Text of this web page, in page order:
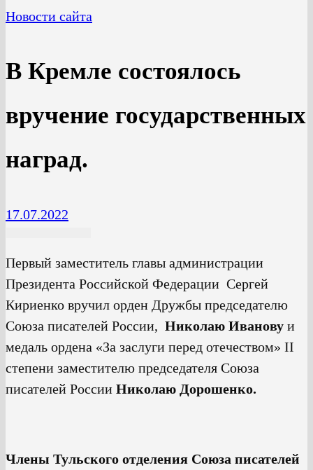
Новости сайта
В Кремле состоялось
вручение государственных
наград.
17.07.2022
Первый заместитель главы администрации
Президента Российской Федерации Сергей
Кириенко вручил орден Дружбы председателю
Союза писателей России, Николаю Иванову и
медаль ордена «За заслуги перед отечеством» II
степени заместителю председателя Союза
писателей России Николаю Дорошенко.
Члены Тульского отделения Союза писателей